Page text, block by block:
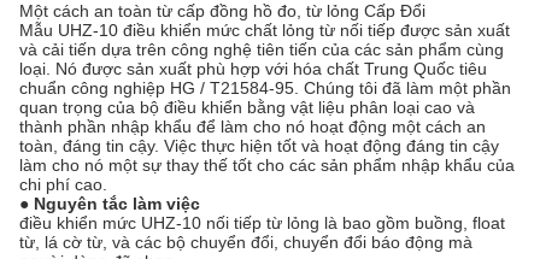
Một cách an toàn từ cấp đồng hồ đo, từ lỏng Cấp Đổi
Mẫu UHZ-10 điều khiển mức chất lỏng từ nối tiếp được sản xuất
và cải tiến dựa trên công nghệ tiên tiến của các sản phẩm cùng
loại. Nó được sản xuất phù hợp với hóa chất Trung Quốc tiêu
chuẩn công nghiệp HG / T21584-95. Chúng tôi đã làm một phần
quan trọng của bộ điều khiển bằng vật liệu phân loại cao và
thành phần nhập khẩu để làm cho nó hoạt động một cách an
toàn, đáng tin cậy. Việc thực hiện tốt và hoạt động đáng tin cậy
làm cho nó một sự thay thế tốt cho các sản phẩm nhập khẩu của
chi phí cao.
● Nguyên tắc làm việc
điều khiển mức UHZ-10 nối tiếp từ lỏng là bao gồm buồng, float
từ, lá cờ từ, và các bộ chuyển đổi, chuyển đổi báo động mà